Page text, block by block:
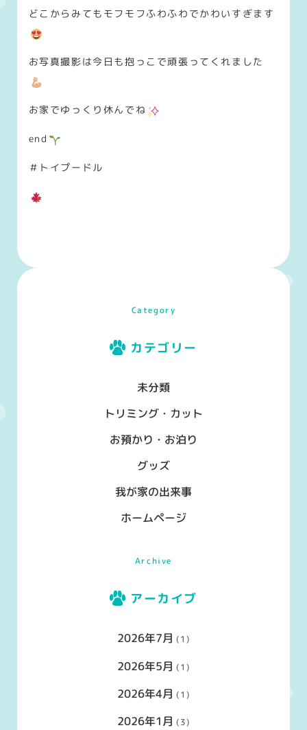
どこからみてもモフモフふわふわでかわいすぎます
お写真撮影は今日も抱っこで頑張ってくれました
お家でゆっくり休んでね
end
＃トイプードル
Category
カテゴリー
未分類
トリミング・カット
お預かり・お泊り
グッズ
我が家の出来事
ホームページ
Archive
アーカイブ
2026年7月 (1)
2026年5月 (1)
2026年4月 (1)
2026年1月 (3)